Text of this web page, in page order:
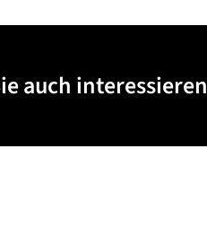
auch interessieren